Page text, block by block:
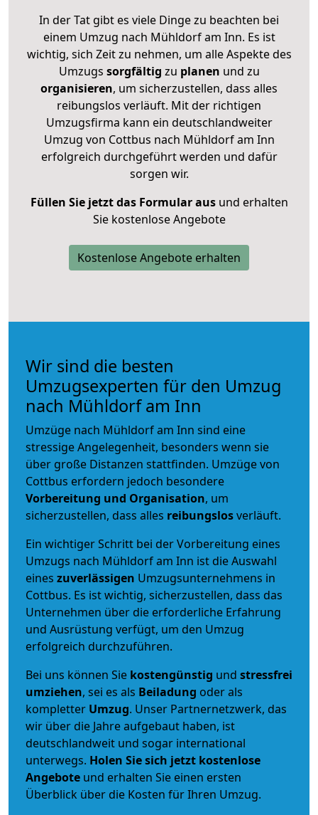
In der Tat gibt es viele Dinge zu beachten bei
einem Umzug nach Mühldorf am Inn. Es ist
wichtig, sich Zeit zu nehmen, um alle Aspekte des
Umzugs sorgfältig zu planen und zu
organisieren, um sicherzustellen, dass alles
reibungslos verläuft. Mit der richtigen
Umzugsfirma kann ein deutschlandweiter
Umzug von Cottbus nach Mühldorf am Inn
erfolgreich durchgeführt werden und dafür
sorgen wir.
Füllen Sie jetzt das Formular ausund erhalten
Sie kostenlose Angebote
Kostenlose Angebote erhalten
Wir sind die besten
Umzugsexperten für den Umzug
nach Mühldorf am Inn
Umzüge nach Mühldorf am Inn sind eine
stressige Angelegenheit, besonders wenn sie
über große Distanzen stattfinden. Umzüge von
Cottbus erfordern jedoch besondere
Vorbereitung und Organisation, um
sicherzustellen, dass alles reibungslosverläuft.
Ein wichtiger Schritt bei der Vorbereitung eines
Umzugs nach Mühldorf am Inn ist die Auswahl
eines zuverlässigen Umzugsunternehmens in
Cottbus. Es ist wichtig, sicherzustellen, dass das
Unternehmen über die erforderliche Erfahrung
und Ausrüstung verfügt, um den Umzug
erfolgreich durchzuführen.
Bei uns können Sie kostengünstig und stressfrei
umziehen, sei es als Beiladung oder als
kompletter Umzug. Unser Partnernetzwerk, das
wir über die Jahre aufgebaut haben, ist
deutschlandweit und sogar international
unterwegs. Holen Sie sich jetzt kostenlose
Angebote und erhalten Sie einen ersten
Überblick über die Kosten für Ihren Umzug.